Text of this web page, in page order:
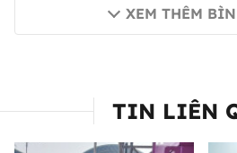
XEM THÊM
TIN LIÊN